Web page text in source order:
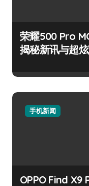
荣耀500 Pro
揭秘新讯与超
手机新闻
OPPO Find X9